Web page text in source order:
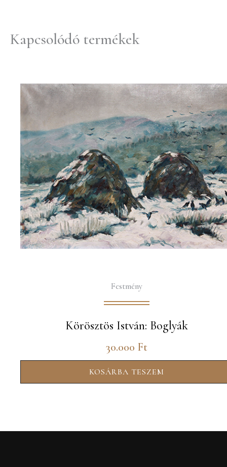
Kapcsolódó termékek
Festmény
Körösztös István: Boglyák
30.000 Ft
KOSÁRBA TESZEM